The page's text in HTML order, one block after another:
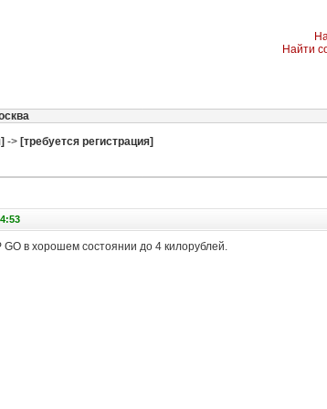
Найти
-> [требуется регистрация]
в хорошем состоянии до 4 килорублей.